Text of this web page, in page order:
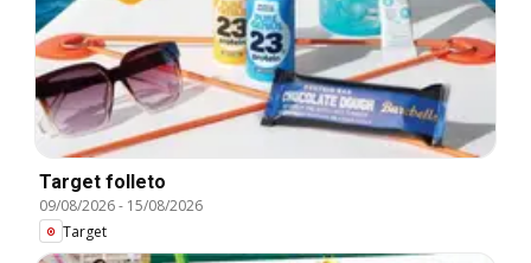
Target folleto
09/08/2026- 15/08/2026
Target